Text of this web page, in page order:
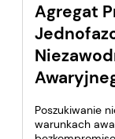
Agregat
Poszukiwanie
warunkach